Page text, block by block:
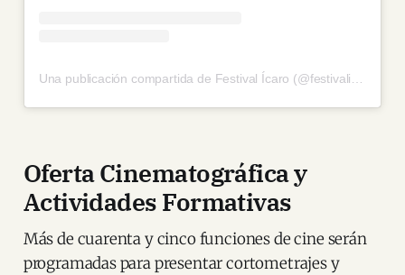
Una publicación compartida de Festival Ícaro (@festivalicaro)
Oferta Cinematográfica y
Actividades Formativas
Más de cuarenta y cinco funciones de cine serán
programadas para presentar cortometrajes y